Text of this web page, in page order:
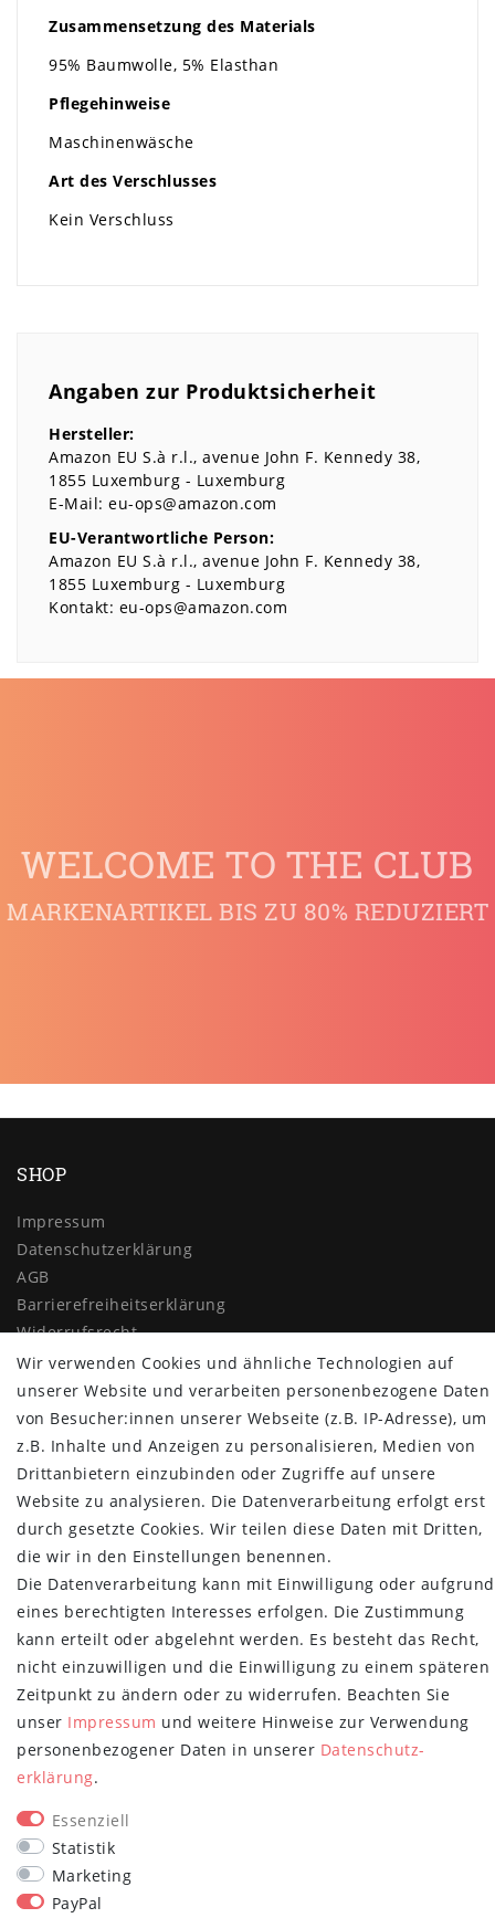
Zusammensetzung des Materials
95% Baumwolle, 5% Elasthan
Pflegehinweise
Maschinenwäsche
Art des Verschlusses
Kein Verschluss
Angaben zur Produktsicherheit
Hersteller:
Amazon EU S.à r.l. avenue John F. Kennedy 38
1855 Luxemburg
Luxemburg
E-Mail: eu-ops@amazon.com
EU-Verantwortliche Person:
Amazon EU S.à r.l. avenue John F. Kennedy 38
1855 Luxemburg
Luxemburg
Kontakt: eu-ops@amazon.com
WELCOME TO THE CLUB
MARKENARTIKEL BIS ZU 80% REDUZIERT
SHOP
Impressum
Daten­schutz­erklärung
AGB
Barrierefreiheitserklärung
Widerrufs­recht
Vertrag widerrufen
MYPOPUPCLUB
Über uns
Retoure
Versand- und Zahlungsbedingungen
NEWSLETTER
E-MAIL **
Newsletter
Honig
Meine Einwilligung kann ich jederzeit widerrufen.**
Abonnieren
STAY CONNECTED
Wir verwenden Cookies und ähnliche Technologien auf
unserer Website und verarbeiten personenbezogene Daten
von Besucher:innen unserer Webseite (z.B. IP-Adresse), um
z.B. Inhalte und Anzeigen zu personalisieren, Medien von
Drittanbietern einzubinden oder Zugriffe auf unsere
Website zu analysieren. Die Datenverarbeitung erfolgt erst
durch gesetzte Cookies. Wir teilen diese Daten mit Dritten,
die wir in den Einstellungen benennen.
Die Datenverarbeitung kann mit Einwilligung oder aufgrund
eines berechtigten Interesses erfolgen. Die Zustimmung
kann erteilt oder abgelehnt werden. Es besteht das Recht,
nicht einzuwilligen und die Einwilligung zu einem späteren
Zeitpunkt zu ändern oder zu widerrufen. Beachten Sie
unser Impressum und weitere Hinweise zur Verwendung
personenbezogener Daten in unserer Daten­schutz­
erklärung.
Essenziell
Statistik
Marketing
PayPal